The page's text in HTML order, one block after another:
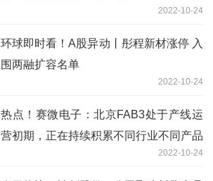
2022-10-24
环球即时看！A股异动丨彤程新材涨停 入
围两融扩容名单
2022-10-24
热点！赛微电子：北京FAB3处于产线运
营初期，正在持续积累不同行业不同产品
2022-10-24